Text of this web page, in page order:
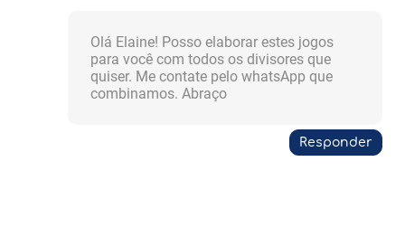
Olá Elaine! Posso elaborar estes jogos
para você com todos os divisores que
quiser. Me contate pelo whatsApp que
combinamos. Abraço
Responder